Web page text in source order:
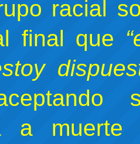
racial
final que
a muerte